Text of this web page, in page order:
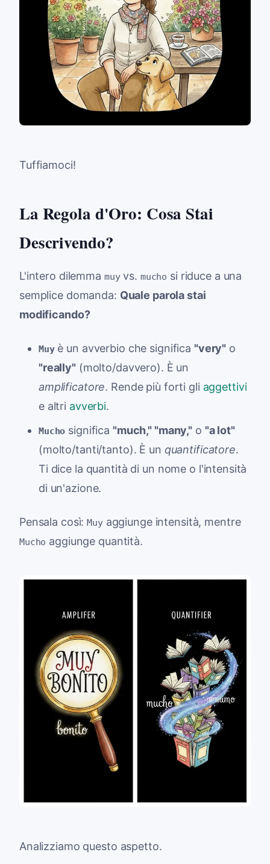
Tuffiamoci!
La Regola d'Oro: Cosa Stai
Descrivendo?
L'intero dilemma muyvs. mucho si riduce a una
semplice domanda: Quale parola stai
modificando?
Muyè un avverbio che significa "very" o
"really" (molto/davvero). È un
amplificatore. Rende più forti gli aggettivi
e altri avverbi.
Mucho significa "much," "many," o "a lot"
(molto/tanti/tanto). È un quantificatore.
Ti dice la quantità di un nome o l'intensità
di un'azione.
Pensala così:Muyaggiunge intensità, mentre
Mucho aggiunge quantità.
Analizziamo questo aspetto.